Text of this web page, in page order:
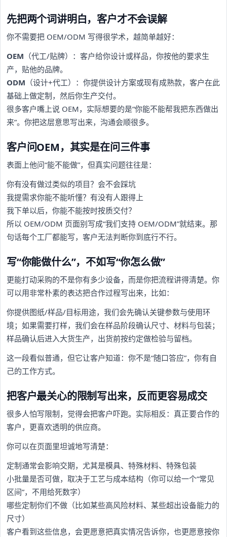
先把两个词讲明白，客户才不会误解
你不需要把 OEM/ODM 写得很学术，越简单越好：
OEM （代工/贴牌）：客户给你设计或样品，你按他的要求生
产，贴他的品牌。
ODM （设计+代工）：你提供设计方案或现有成熟款，客户在此
基础上做定制，然后你生产交付。
很多客户嘴上说 OEM，实际想要的是“你能不能帮我把东西做出
来”。你把这层意思写出来，沟通会顺很多。
客户问OEM，其实是在问三件事
表面上他问“能不能做”，但真实问题往往是：
你有没有做过类似的项目？会不会踩坑
我提需求你能不能听懂？有没有人跟得上
我下单以后，你能不能按时按质交付？
所以 OEM/ODM 页面别写成“我们支持 OEM/ODM”就结束。那
句话每个工厂都能写，客户无法判断你到底行不行。
写“你能做什么”，不如写“你怎么做”
更能打动采购的不是你有多少设备，而是你把流程讲得清楚。你
可以用非常朴素的表达把合作过程写出来，比如：
你提供图纸/样品/目标用途，我们会先确认关键参数与使用环
境；如果需要打样，我们会在样品阶段确认尺寸、材料与包装；
样品确认后进入大货生产，出货前按约定做检验与留档。
这一段看似普通，但它让客户知道：你不是“随口答应”，你有自
己的工作方式。
把客户最关心的限制写出来，反而更容易成交
很多人怕写限制，觉得会把客户吓跑。实际相反：真正要合作的
客户，更喜欢透明的供应商。
你可以在页面里坦诚地写清楚：
定制通常会影响交期，尤其是模具、特殊材料、特殊包装
小批量是否可做，取决于工艺与成本结构（你可以给一个“常见
区间”，不用给死数字）
哪些定制你们不做（比如某些高风险材料、某些超出设备能力的
尺寸）
客户看到这些信息，会更愿意把真实情况告诉你，也更愿意按你